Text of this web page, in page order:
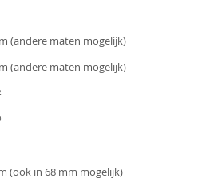
(andere maten mogelijk)
(andere maten mogelijk)
(ook in 68 mm mogelijk)